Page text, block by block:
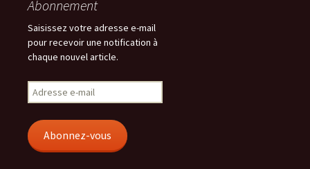
Abonnement
Saisissez votre adresse e-mail
pour recevoir une notification à
chaque nouvel article.
Adresse
e-
Abonnez-vous